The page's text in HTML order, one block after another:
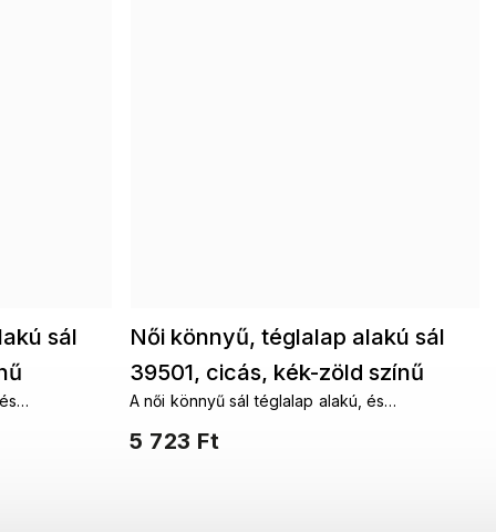
sál
Női könnyű, téglalap alakú sál
39501, cicás, kék-zöld színű
7200616-5
5 723 Ft
A női könnyű sál téglalap alakú, és
fantáziádnak nincsenek határai.